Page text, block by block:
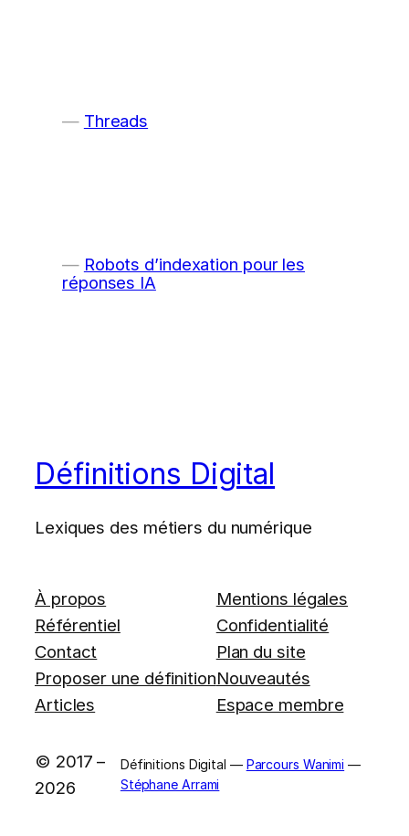
Threads
Robots d’indexation pour les
réponses IA
Définitions Digital
Lexiques des métiers du numérique
À propos
Référentiel
Contact
Proposer une définition
Articles
Mentions légales
Confidentialité
Plan du site
Nouveautés
Espace membre
© 2017 –
2026
Définitions Digital — Parcours Wanimi —
Stéphane Arrami